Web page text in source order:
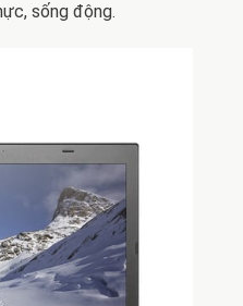
sống động.